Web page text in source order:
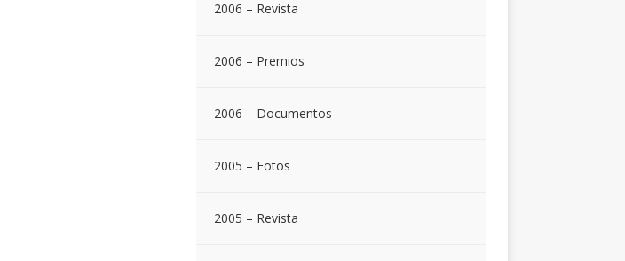
2006 – Revista
2006 – Premios
2006 – Documentos
2005 – Fotos
2005 – Revista